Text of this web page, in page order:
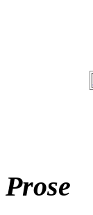
Prose